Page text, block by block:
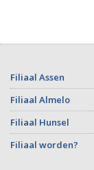
Filiaal Assen
Filiaal Almelo
Filiaal Hunsel
Filiaal worden?